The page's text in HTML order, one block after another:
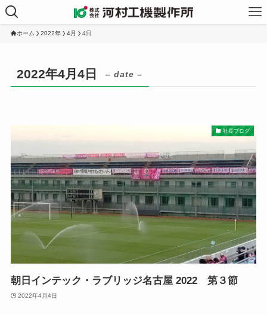
ホーム 2022年 4月 4日
2022年4月4日 – date –
社長ブログ
朝日インテック・ラブリッジ名古屋 2022 第３節
2022年4月4日